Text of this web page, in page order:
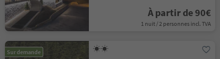
À partir de 90€
1 nuit / 2 personnes incl. TVA
Sur demande